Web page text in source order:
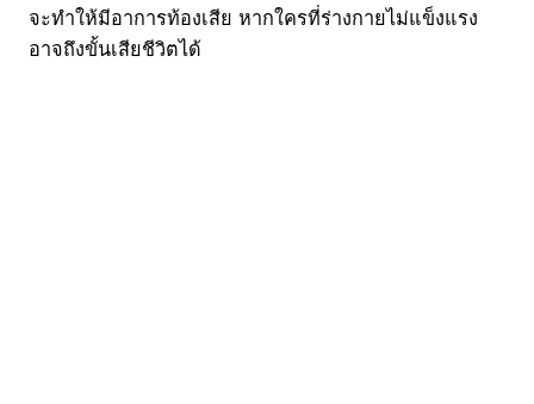
จะทำให้มีอาการท้องเสีย หากใครที่ร่างกายไม่แข็งแรง
อาจถึงขั้นเสียชีวิตได้